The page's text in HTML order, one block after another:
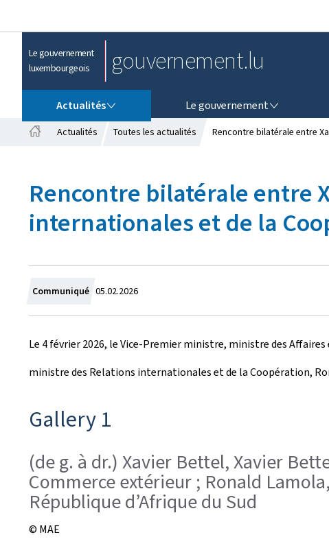
Le gouvernement
luxembourgeois
gouvernement.lu
Actualités Le gouvernement
u
e
i
l
Actualités Toutes les actualités Rencontre bilatérale entre
Rencontre bilatérale entre
internationales et de la
Communiqué C
r
é
e
05.02.2026
Le 4 février 2026, le Vice-Premier ministre, ministre des
ministre des Relations internationales et de la Coopération,
Gallery 1
(de g. à dr.) Xavier Bettel, Xavier
Commerce extérieur ; Ronald
République d’Afrique du Sud
© MAE